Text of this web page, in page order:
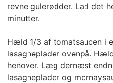
revne gulerødder. Lad det
minutter.
Hæld 1/3 af tomatsaucen i
lasagneplader ovenpå.
henover. Læg dernæst
lasagneplader og